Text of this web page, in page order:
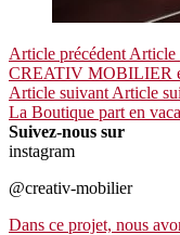
Article précédent Article
CREATIV MOBILIER
Article suivant Article
La Boutique part en
Suivez-nous sur
instagram
@creativ-mobilier
Dans ce projet, nous